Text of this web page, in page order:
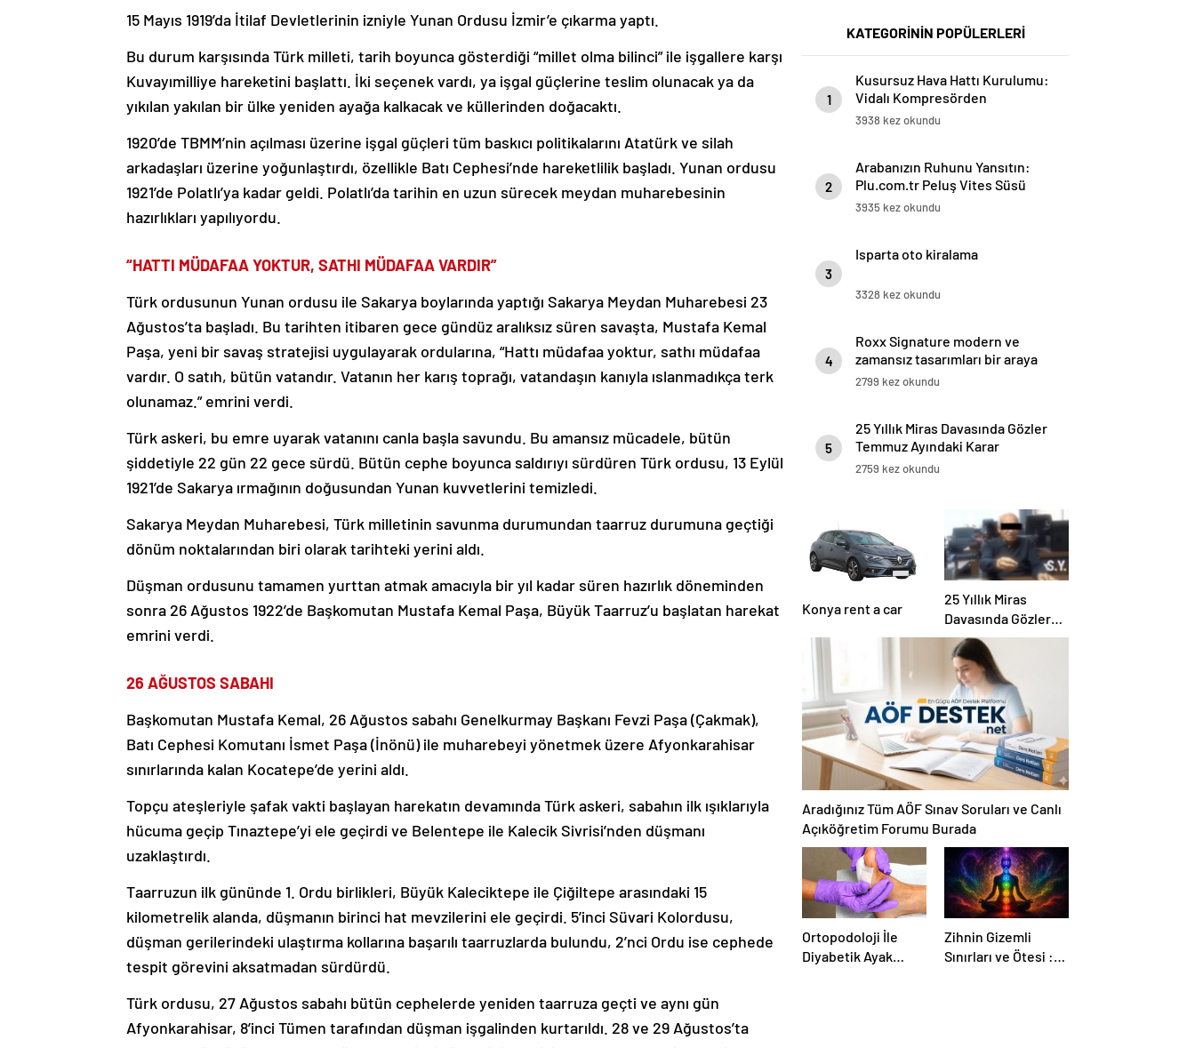
15 Mayıs 1919’da İtilaf Devletlerinin izniyle Yunan Ordusu İzmir’e çıkarma yaptı.
Bu durum karşısında Türk milleti, tarih boyunca gösterdiği “millet olma bilinci” ile işgallere karşı
Kuvayımilliye hareketini başlattı. İki seçenek vardı, ya işgal güçlerine teslim olunacak ya da
yıkılan yakılan bir ülke yeniden ayağa kalkacak ve küllerinden doğacaktı.
1920’de TBMM’nin açılması üzerine işgal güçleri tüm baskıcı politikalarını Atatürk ve silah
arkadaşları üzerine yoğunlaştırdı, özellikle Batı Cephesi’nde hareketlilik başladı. Yunan ordusu
1921’de Polatlı’ya kadar geldi. Polatlı’da tarihin en uzun sürecek meydan muharebesinin
hazırlıkları yapılıyordu.
“HATTI MÜDAFAA YOKTUR, SATHI MÜDAFAA VARDIR”
Türk ordusunun Yunan ordusu ile Sakarya boylarında yaptığı Sakarya Meydan Muharebesi 23
Ağustos’ta başladı. Bu tarihten itibaren gece gündüz aralıksız süren savaşta, Mustafa Kemal
Paşa, yeni bir savaş stratejisi uygulayarak ordularına, “Hattı müdafaa yoktur, sathı müdafaa
vardır. O satıh, bütün vatandır. Vatanın her karış toprağı, vatandaşın kanıyla ıslanmadıkça terk
olunamaz.” emrini verdi.
Türk askeri, bu emre uyarak vatanını canla başla savundu. Bu amansız mücadele, bütün
şiddetiyle 22 gün 22 gece sürdü. Bütün cephe boyunca saldırıyı sürdüren Türk ordusu, 13 Eylül
1921’de Sakarya ırmağının doğusundan Yunan kuvvetlerini temizledi.
Sakarya Meydan Muharebesi, Türk milletinin savunma durumundan taarruz durumuna geçtiği
dönüm noktalarından biri olarak tarihteki yerini aldı.
Düşman ordusunu tamamen yurttan atmak amacıyla bir yıl kadar süren hazırlık döneminden
sonra 26 Ağustos 1922’de Başkomutan Mustafa Kemal Paşa, Büyük Taarruz’u başlatan harekat
emrini verdi.
26 AĞUSTOS SABAHI
Başkomutan Mustafa Kemal, 26 Ağustos sabahı Genelkurmay Başkanı Fevzi Paşa (Çakmak),
Batı Cephesi Komutanı İsmet Paşa (İnönü) ile muharebeyi yönetmek üzere Afyonkarahisar
sınırlarında kalan Kocatepe’de yerini aldı.
Topçu ateşleriyle şafak vakti başlayan harekatın devamında Türk askeri, sabahın ilk ışıklarıyla
hücuma geçip Tınaztepe’yi ele geçirdi ve Belentepe ile Kalecik Sivrisi’nden düşmanı
uzaklaştırdı.
Taarruzun ilk gününde 1. Ordu birlikleri, Büyük Kaleciktepe ile Çiğiltepe arasındaki 15
kilometrelik alanda, düşmanın birinci hat mevzilerini ele geçirdi. 5’inci Süvari Kolordusu,
düşman gerilerindeki ulaştırma kollarına başarılı taarruzlarda bulundu, 2’nci Ordu ise cephede
tespit görevini aksatmadan sürdürdü.
Türk ordusu, 27 Ağustos sabahı bütün cephelerde yeniden taarruza geçti ve aynı gün
Afyonkarahisar, 8’inci Tümen tarafından düşman işgalinden kurtarıldı. 28 ve 29 Ağustos’ta
KATEGORİNİN POPÜLERLERİ
1
Kusursuz Hava Hattı Kurulumu:
Vidalı Kompresörden
Tabancaya Tam Performans
3938 kez okundu
2
Arabanızın Ruhunu Yansıtın:
Plu.com.tr Peluş Vites Süsü
Modelleri
3935 kez okundu
3
Isparta oto kiralama
3328 kez okundu
4
Roxx Signature modern ve
zamansız tasarımları bir araya
getiriyor
2799 kez okundu
5
25 Yıllık Miras Davasında Gözler
Temmuz Ayındaki Karar
Duruşmasına Çevrildi
2759 kez okundu
Konya rent a car
25 Yıllık Miras
Davasında Gözler
Temmuz Ayındaki
Karar Duruşmasına
Çevrildi
Aradığınız Tüm AÖF Sınav Soruları ve Canlı
Açıköğretim Forumu Burada
Ortopodoloji İle
Diyabetik Ayak
Zihnin Gizemli
Sınırları ve Ötesi :